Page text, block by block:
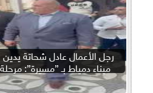
رجل الأعمال عادل شحاتة
ميناء دمياط بـ ”مسيرة”: